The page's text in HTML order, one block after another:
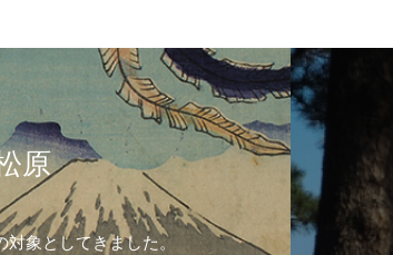
原
対象としてきました。